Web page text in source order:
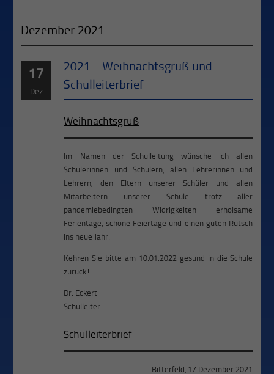
Dezember 2021
17
Dez
2021 - Weihnachtsgruß und
Schulleiterbrief
Weihnachtsgruß
Im Namen der Schulleitung wünsche ich allen
Schülerinnen und Schülern, allen Lehrerinnen und
Lehrern, den Eltern unserer Schüler und allen
Mitarbeitern unserer Schule trotz aller
pandemiebedingten Widrigkeiten erholsame
Ferientage, schöne Feiertage und einen guten Rutsch
ins neue Jahr.
Kehren Sie bitte am 10.01.2022 gesund in die Schule
zurück!
Dr. Eckert
Schulleiter
Schulleiterbrief
Bitterfeld, 17.Dezember 2021